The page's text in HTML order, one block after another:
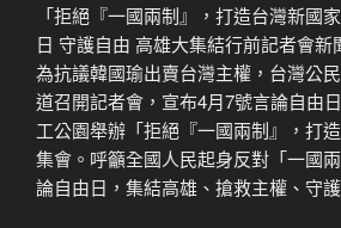
「拒絕『一國兩制』，打造台灣新國
日 守護自由 高雄大集結行前記者會新
為抗議韓國瑜出賣台灣主權，台灣公
道召開記者會，宣布4月7號言論自由
工公園舉辦「拒絕『一國兩制』，打
集會。呼籲全國人民起身反對「一國
論自由日，集結高雄、搶救主權、守